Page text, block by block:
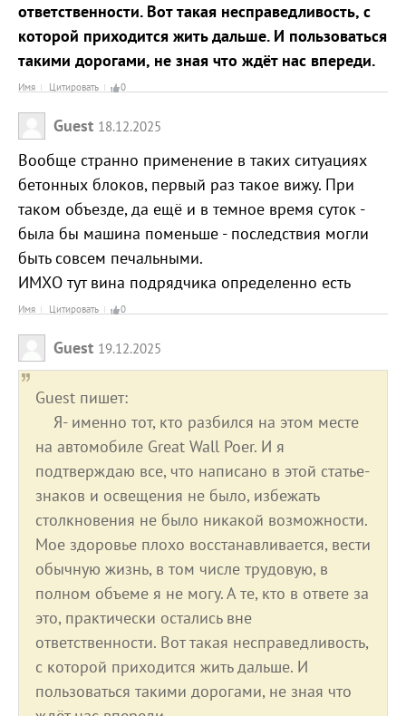
ответственности. Вот такая несправедливость, с
которой приходится жить дальше. И пользоваться
такими дорогами, не зная что ждёт нас впереди.
Имя Цитировать 0
Guest 18.12.2025
Вообще странно применение в таких ситуациях
бетонных блоков, первый раз такое вижу. При
таком объезде, да ещё и в темное время суток -
была бы машина поменьше - последствия могли
быть совсем печальными.
ИМХО тут вина подрядчика определенно есть
Имя Цитировать 0
Guest 19.12.2025
Guest пишет:
Я- именно тот, кто разбился на этом месте
на автомобиле Great Wall Poer. И я
подтверждаю все, что написано в этой статье-
знаков и освещения не было, избежать
столкновения не было никакой возможности.
Мое здоровье плохо восстанавливается, вести
обычную жизнь, в том числе трудовую, в
полном объеме я не могу. А те, кто в ответе за
это, практически остались вне
ответственности. Вот такая несправедливость,
с которой приходится жить дальше. И
пользоваться такими дорогами, не зная что